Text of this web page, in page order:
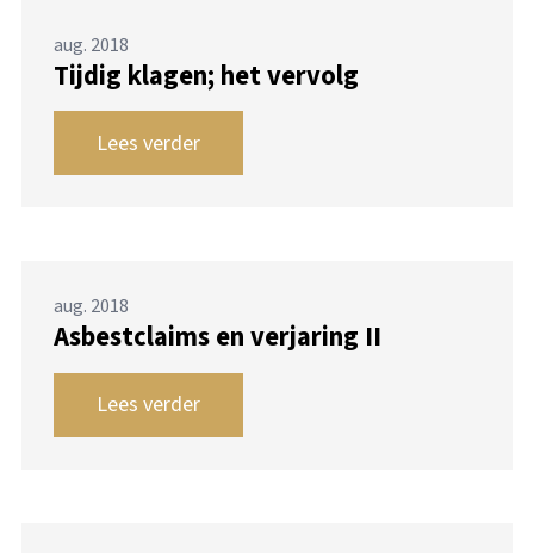
aug. 2018
Tijdig klagen; het vervolg
Lees verder
aug. 2018
Asbestclaims en verjaring II
Lees verder